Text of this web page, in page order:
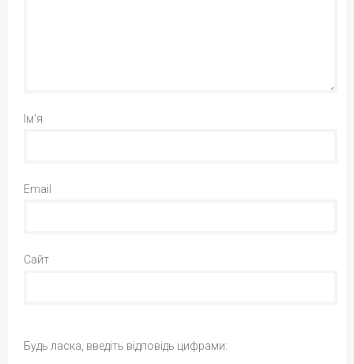
Ім'я
Email
Сайт
Будь ласка, введіть відповідь цифрами: